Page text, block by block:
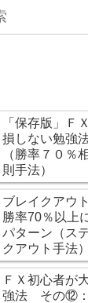
「保存版」Ｆ
損しない勉強
（勝率７０％
則手法）
ブレイクアウ
勝率70％以上
パターン（ス
クアウト手法）
ＦＸ初心者が
強法 その⑫：